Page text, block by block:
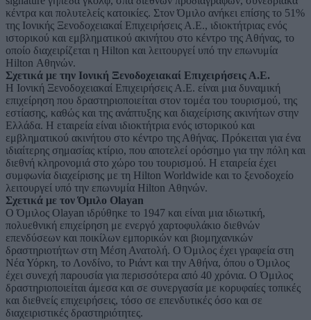
κέντρα και πολυτελείς κατοικίες. Στον Όμιλο ανήκει επίσης το 51%
της Ιονικής Ξενοδοχειακαί Επιχειρήσεις Α.Ε., ιδιοκτήτριας ενός
ιστορικού και εμβληματικού ακινήτου στο κέντρο της Αθήνας, το
οποίο διαχειρίζεται η Hilton και λειτουργεί υπό την επωνυμία
Hilton Αθηνών.
Σχετικά με την Ιονική Ξενοδοχειακαί Επιχειρήσεις Α.Ε.
Η Ιονική Ξενοδοχειακαί Επιχειρήσεις Α.Ε. είναι μια δυναμική
επιχείρηση που δραστηριοποιείται στον τομέα του τουρισμού, της
εστίασης, καθώς και της ανάπτυξης και διαχείρισης ακινήτων στην
Ελλάδα. Η εταιρεία είναι ιδιοκτήτρια ενός ιστορικού και
εμβληματικού ακινήτου στο κέντρο της Αθήνας. Πρόκειται για ένα
ιδιαίτερης σημασίας κτίριο, που αποτελεί ορόσημο για την πόλη και
διεθνή κληρονομιά στο χώρο του τουρισμού. Η εταιρεία έχει
συμφωνία διαχείρισης με τη Hilton Worldwide και το ξενοδοχείο
λειτουργεί υπό την επωνυμία Hilton Αθηνών.
Σχετικά με τον Όμιλο Olayan
Ο Όμιλος Olayan ιδρύθηκε το 1947 και είναι μια ιδιωτική,
πολυεθνική επιχείρηση με ενεργό χαρτοφυλάκιο διεθνών
επενδύσεων και ποικίλων εμπορικών και βιομηχανικών
δραστηριοτήτων στη Μέση Ανατολή. Ο Όμιλος έχει γραφεία στη
Νέα Υόρκη, το Λονδίνο, το Ριάντ και την Αθήνα, όπου ο Όμιλος
έχει συνεχή παρουσία για περισσότερα από 40 χρόνια. Ο Όμιλος
δραστηριοποιείται άμεσα και σε συνεργασία με κορυφαίες τοπικές
και διεθνείς επιχειρήσεις, τόσο σε επενδυτικές όσο και σε
διαχειριστικές δραστηριότητες.